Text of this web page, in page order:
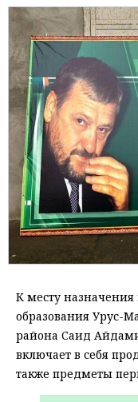
К месту назначения
образования Урус-
района Саид
включает в себя
также предметы